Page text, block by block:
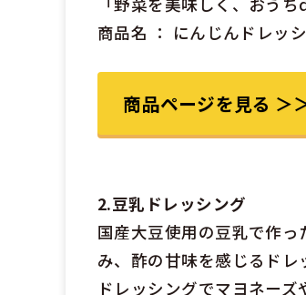
商品名 ： にんじんドレッ
商品ページを見る ＞
2.豆乳ドレッシング
国産大豆使用の豆乳で作
み、酢の甘味を感じるド
ドレッシングでマヨネー